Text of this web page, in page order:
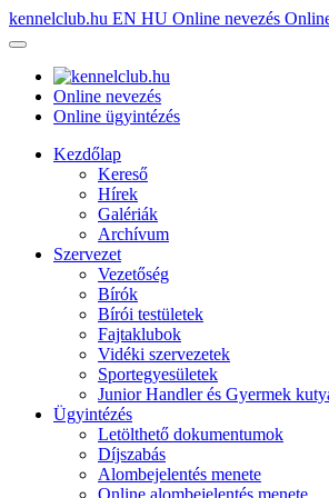
kennelclub.hu EN HU Online nevezés
Online nevezés
Online ügyintézés
Kezdőlap
Kereső
Hírek
Galériák
Archívum
Szervezet
Vezetőség
Bírók
Bírói testületek
Fajtaklubok
Vidéki szervezetek
Sportegyesületek
Junior Handler és Gyermek
Ügyintézés
Letölthető dokumentumok
Díjszabás
Alombejelentés menete
Online alombejelentés menete